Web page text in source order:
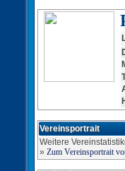
Vereinsportrait
Weitere
» Zum Vereinsportrait